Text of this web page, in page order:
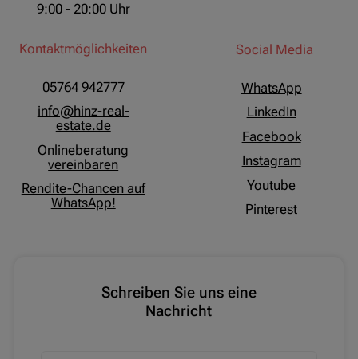
9:00 - 20:00 Uhr
Kontaktmöglichkeiten
05764 942777
info@hinz-real-
estate.de
Onlineberatung
vereinbaren
Rendite-Chancen auf
WhatsApp!
Social Media
WhatsApp
LinkedIn
Facebook
Instagram
Youtube
Pinterest
Schreiben Sie uns eine
Nachricht